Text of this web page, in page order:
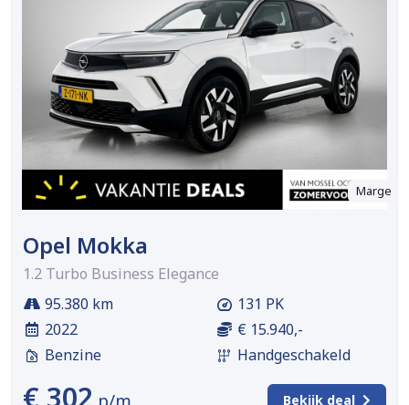
Marge
Opel Mokka
1.2 Turbo Business Elegance
95.380 km
2022
Benzine
131 PK
€ 15.940,-
Handgeschakeld
€ 302 Bekijk deal